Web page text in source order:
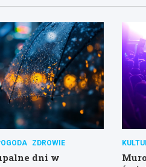
ZDROWIE
dni w